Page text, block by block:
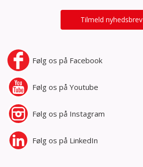
Tilmeld nyhedsbrev
Følg os på Facebook
Følg os på Youtube
Følg os på Instagram
Følg os på LinkedIn